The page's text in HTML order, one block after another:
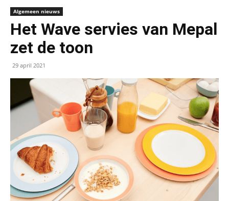
Algemeen nieuws
Het Wave servies van Mepal
zet de toon
29 april 2021